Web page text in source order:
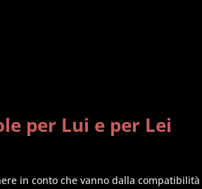
per Lui e per Lei
in conto che vanno dalla compatibilità